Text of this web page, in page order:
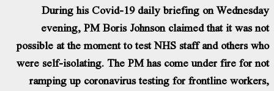
During his Covid-19 daily briefing on
evening, PM Boris Johnson claimed that it was
possible at the moment to test NHS staff and others
were self-isolating. The PM has come under fire for
ramping up coronavirus testing for frontline